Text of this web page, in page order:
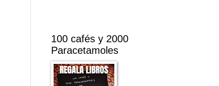
100 cafés y 2000
Paracetamoles